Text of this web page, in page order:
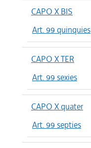
CAPO X BIS
Art. 99 quinquies
CAPO X TER
Art. 99 sexies
CAPO X quater
Art. 99 septies